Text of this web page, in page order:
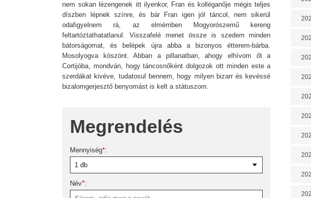
nem sokan lézengenek itt ilyenkor, Fran és kolléganője mégis teljes
díszben lépnek színre, és bár Fran igen jól táncol, nem sikerül
odafigyelnem rá, az elmémben Mogyorószemű kereng
feltartóztathatatlanul. Visszafelé menet össze is szedem minden
bátorságomat, és belépek újra abba a bizonyos étterem-bárba.
Mosolyogva köszönt. Abban a pillanatban, ahogy elhívom őt a
Cortijóba, mondván, hogy táncosnőként dolgozok ott minden este a
szerdákat kivéve, tudatosul bennem, hogy milyen bizarr és kevéssé
bizalomgerjesztő benyomást is kelt a státuszom.
Megrendelés
Mennyiség*:
Név*: